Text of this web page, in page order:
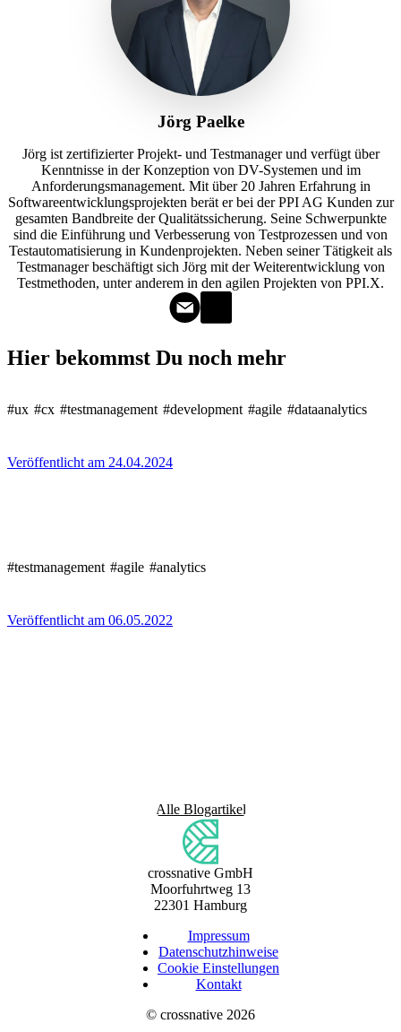
Jörg Paelke
Jörg ist zertifizierter Projekt- und Testmanager und verfügt über
Kenntnisse in der Konzeption von DV-Systemen und im
Anforderungsmanagement. Mit über 20 Jahren Erfahrung in
Softwareentwicklungsprojekten berät er bei der PPI AG Kunden zur
gesamten Bandbreite der Qualitätssicherung. Seine Schwerpunkte
sind die Einführung und Verbesserung von Testprozessen und von
Testautomatisierung in Kundenprojekten. Neben seiner Tätigkeit als
Testmanager beschäftigt sich Jörg mit der Weiterentwicklung von
Testmethoden, unter anderem in den agilen Projekten von PPI.X.
Hier bekommst Du noch mehr
#ux #cx #testmanagement #development #agile #dataanalytics
Veröffentlicht am 24.04.2024
#testmanagement #agile #analytics
Veröffentlicht am 06.05.2022
Alle Blogartikel
crossnative GmbH
Moorfuhrtweg 13
22301 Hamburg
Impressum
Datenschutzhinweise
Cookie Einstellungen
Kontakt
© crossnative 2026